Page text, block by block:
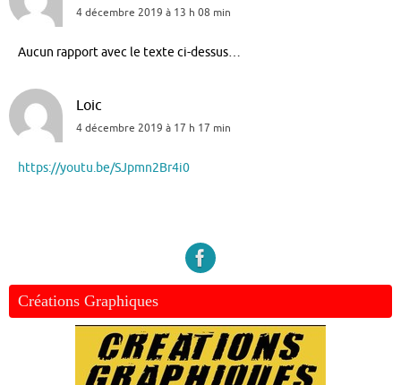
4 décembre 2019 à 13 h 08 min
Aucun rapport avec le texte ci-dessus…
Loic
4 décembre 2019 à 17 h 17 min
https://youtu.be/SJpmn2Br4i0
Créations Graphiques